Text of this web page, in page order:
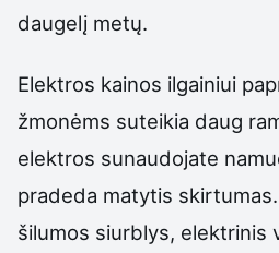
daugelį metų.
Elektros kainos ilgainiui
žmonėms suteikia daug
elektros sunaudojate
pradeda matytis
šilumos siurblys, elektrinis